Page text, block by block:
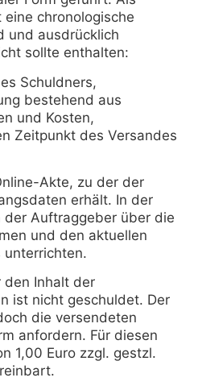
chronologische
und ausdrücklich
sollte enthalten:
Schuldners,
bestehend aus
und Kosten,
Zeitpunkt des Versandes
Akte, zu der der
erhält. In der
der Auftraggeber über die
und den aktuellen
unterrichten.
den Inhalt der
ist nicht geschuldet. Der
die versendeten
anfordern. Für diesen
1,00 Euro zzgl. gestzl.